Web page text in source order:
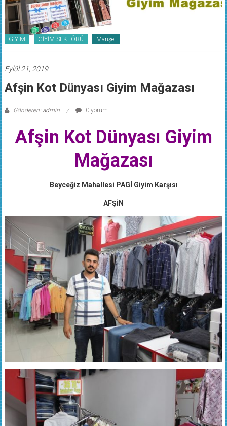
GİYİM GİYİM SEKTÖRÜ Manşet
Eylül 21, 2019
Afşin Kot Dünyası Giyim Mağazası
Gönderen: admin 0 yorum
Afşin Kot Dünyası Giyim
Mağazası
Beyceğiz Mahallesi PAGİ Giyim Karşısı
AFŞİN